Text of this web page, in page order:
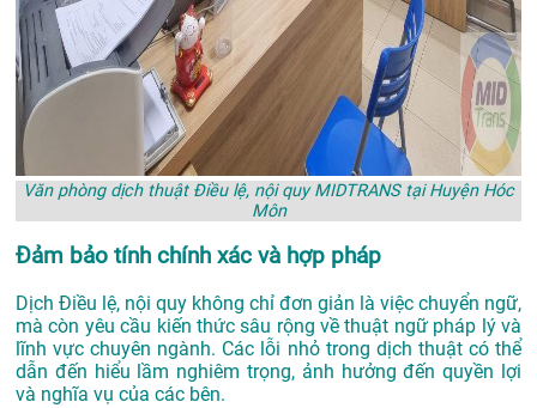
Văn phòng dịch thuật Điều lệ, nội quy MIDTRANS tại Huyện Hóc
Môn
Đảm bảo tính chính xác và hợp pháp
Dịch Điều lệ, nội quy không chỉ đơn giản là việc chuyển ngữ,
mà còn yêu cầu kiến thức sâu rộng về thuật ngữ pháp lý và
lĩnh vực chuyên ngành. Các lỗi nhỏ trong dịch thuật có thể
dẫn đến hiểu lầm nghiêm trọng, ảnh hưởng đến quyền lợi
và nghĩa vụ của các bên.